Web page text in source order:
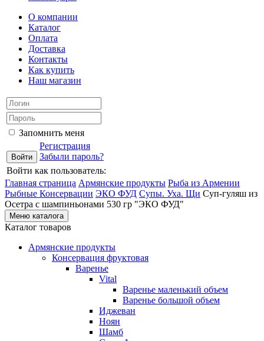
О компании
Каталог
Оплата
Доставка
Контакты
Как купить
Наш магазин
Запомнить меня
Регистрация
Забыли пароль?
Войти как пользователь:
Главная страница Армянские продукты Рыба из Армении
Рыбные Консервации ЭКО ФУД Супы. Уха. Щи Суп-гуляш из
Осетра с шампиньонами 530 гр "ЭКО ФУД"
Меню каталога
Каталог товаров
Армянские продукты
Консервация фруктовая
Варенье
Vital
Варенье маленький объем
Варенье большой объем
Иджеван
Ноян
Шамб